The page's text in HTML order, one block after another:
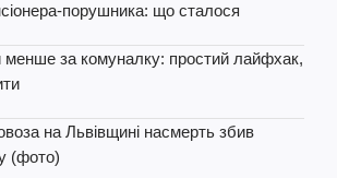
порушника: що сталося
менше за комуналку: простий лайфхак,
на Львівщині насмерть збив
(фото)